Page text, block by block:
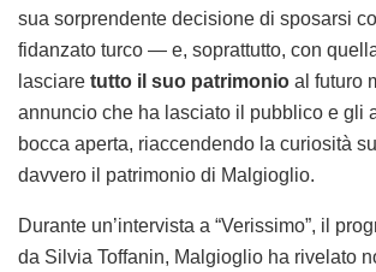
sua sorprendente decisione di sposarsi
fidanzato turco — e, soprattutto, con
lasciare tutto il suo patrimonio al futuro
annuncio che ha lasciato il pubblico e gli
bocca aperta, riaccendendo la curiosità
davvero il patrimonio di Malgioglio.
Durante un’intervista a “Verissimo”, il
da Silvia Toffanin, Malgioglio ha rivelato